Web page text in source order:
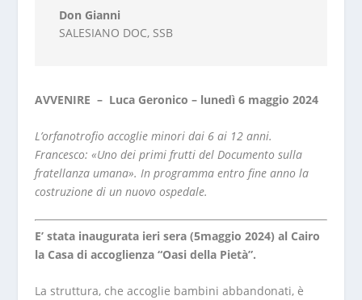
Don Gianni
SALESIANO DOC, SSB
AVVENIRE – Luca Geronico – lunedì 6 maggio 2024
L’orfanotrofio accoglie minori dai 6 ai 12 anni.
Francesco: «Uno dei primi frutti del Documento sulla
fratellanza umana». In programma entro fine anno la
costruzione di un nuovo ospedale.
E’ stata inaugurata ieri sera (5maggio 2024) al Cairo
la Casa di accoglienza “Oasi della Pietà”.
La struttura, che accoglie bambini abbandonati, è